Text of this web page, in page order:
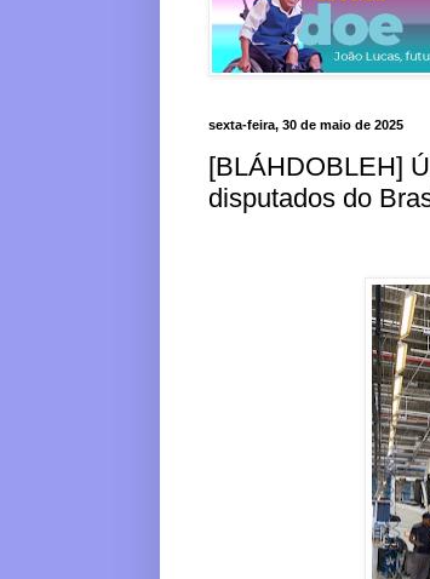
sexta-feira, 30 de maio de 2025
[BLÁHDOBLEH]
disputados do